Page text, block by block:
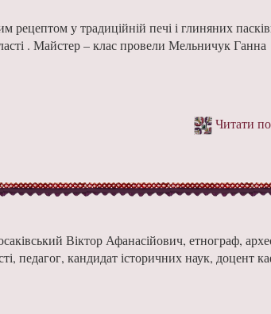
рецептом у традиційній печі і глиняних
. Майстер – клас провели Мельничук Ганна
Читати
Віктор Афанасійович, етнограф,
педагог, кандидат історичних наук, доцент